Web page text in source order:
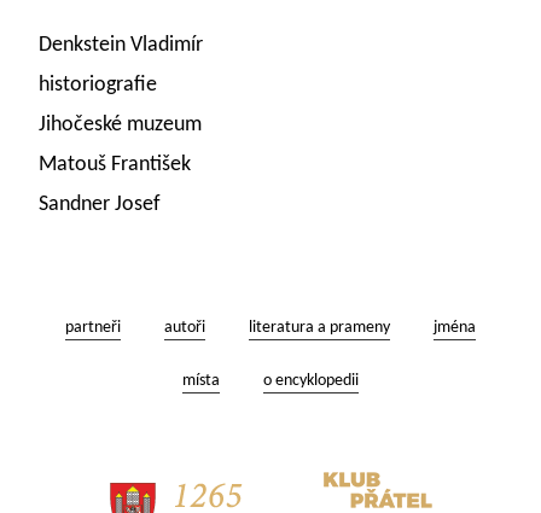
Denkstein Vladimír
historiografie
Jihočeské muzeum
Matouš František
Sandner Josef
partneři autoři literatura a prameny jména
místa o encyklopedii